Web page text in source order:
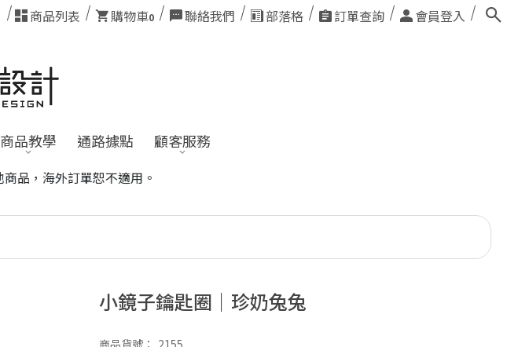
商品列表 購物車0 聯絡我們 部落格 訂單查詢 會員登入
商品教學 通路據點 顧客服務
小鏡子鑰匙圈｜珍奶兔兔
商品貨號： 2155